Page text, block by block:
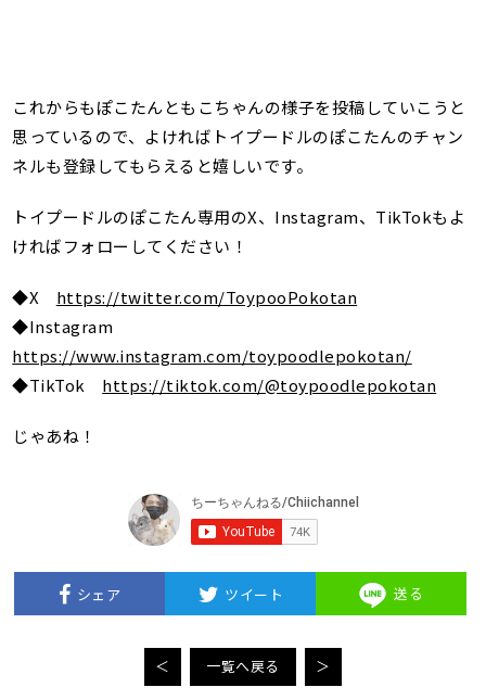
これからもぽこたんともこちゃんの様子を投稿していこうと
思っているので、よければトイプードルのぽこたんのチャン
ネルも登録してもらえると嬉しいです。
トイプードルのぽこたん専用のX、Instagram、TikTokもよ
ければフォローしてください！
◆X https://twitter.com/ToypooPokotan
◆Instagram
https://www.instagram.com/toypoodlepokotan/
◆TikTok https://tiktok.com/@toypoodlepokotan
じゃあね！
シェア ツイート 送る
＜ 一覧へ戻る ＞